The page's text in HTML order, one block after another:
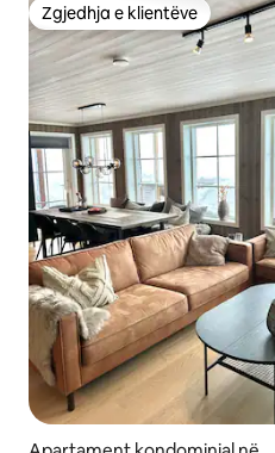
Zgjedhja e klientëve
Zgjedhja e klientëve